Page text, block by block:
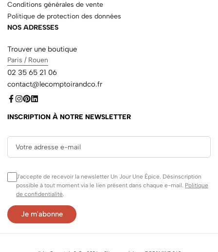
Conditions générales de vente
Politique de protection des données
NOS ADRESSES
Trouver une boutique
Paris / Rouen
02 35 65 21 06
contact@lecomptoirandco.fr
INSCRIPTION À NOTRE NEWSLETTER
J'accepte de recevoir la newsletter Un Jour Une Épice. Désinscription
possible à tout moment via le lien présent dans chaque e-mail. Politique
de confidentialité.